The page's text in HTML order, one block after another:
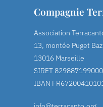
Compagnie
Association
13, montée Puget
13016 Marseille
SIRET
IBAN